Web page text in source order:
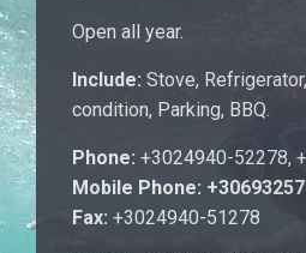
Open all year.
Include: Stove,
condition, Parking, BBQ.
Phone: +3024940-52278,
Mobile Phone:
Fax: +3024940-51278